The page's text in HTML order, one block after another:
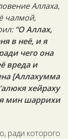
Аллаха,
чалмой,
“О Аллах,
в неё, и я
чего она
вреда и
[Аллахумма
хейраху
мин шаррихи
ради которого